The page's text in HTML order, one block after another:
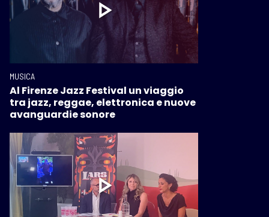
MUSICA
Al Firenze Jazz Festival un viaggio
tra jazz, reggae, elettronica e nuove
avanguardie sonore